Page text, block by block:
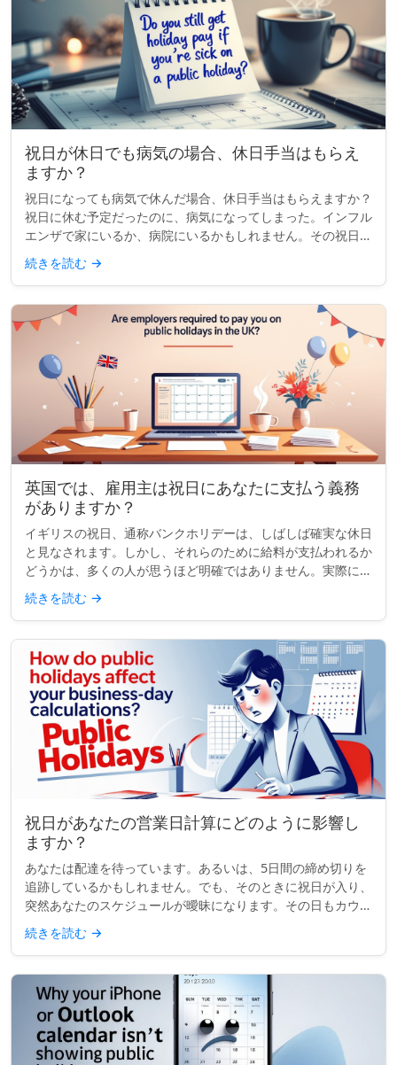
祝日が休日でも病気の場合、休日手当はもらえ
ますか？
祝日になっても病気で休んだ場合、休日手当はもらえますか？
祝日に休む予定だったのに、病気になってしまった。インフル
エンザで家にいるか、病院にいるかもしれません。その祝日の
給料はもらえますか？これはよくある質問で、答えはあなたの
働いている場所...
続きを読む →
英国では、雇用主は祝日にあなたに支払う義務
がありますか？
イギリスの祝日、通称バンクホリデーは、しばしば確実な休日
と見なされます。しかし、それらのために給料が支払われるか
どうかは、多くの人が思うほど明確ではありません。実際に
は、支払われるかどうか、または休みがもらえるかどうかは、
完全にあなたの契約...
続きを読む →
祝日があなたの営業日計算にどのように影響し
ますか？
あなたは配達を待っています。あるいは、5日間の締め切りを
追跡しているかもしれません。でも、そのときに祝日が入り、
突然あなたのスケジュールが曖昧になります。その日もカウン
トされるのでしょうか？ビジネス日数の計算をするとき、祝日
はあなたが思って...
続きを読む →